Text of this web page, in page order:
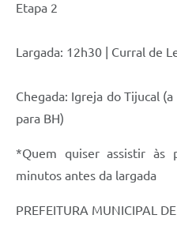
Etapa 2
Largada: 12h30 | Curral de
Chegada: Igreja do Tijucal
para BH)
*Quem quiser assistir às
minutos antes da largada
PREFEITURA MUNICIPAL